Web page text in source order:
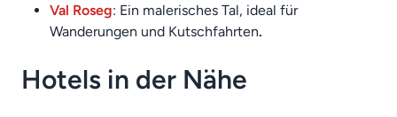
Val Roseg: Ein malerisches Tal, ideal für
Wanderungen und Kutschfahrten.
Hotels in der Nähe